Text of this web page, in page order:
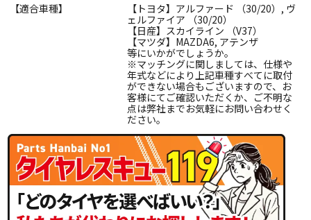
【適合車種】
【トヨタ】アルファード （30/20）, ヴ
ェルファイア （30/20）
【日産】スカイライン （V37）
【マツダ】MAZDA6, アテンザ
等にいかがでしょうか。
※マッチングに関しましては、仕様や
年式などにより上記車種すべてに取付
ができない場合もございますので、お
客様にてご確認いただくか、ご不明な
点は弊社までお気軽にお問い合わせく
ださい。